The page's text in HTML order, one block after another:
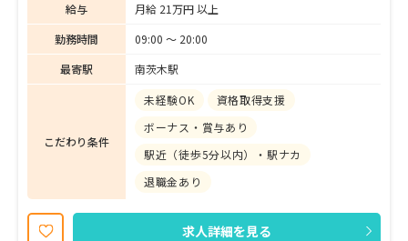
給与
月給 21万円 以上
勤務時間
09:00 〜 20:00
最寄駅
南茨木駅
こだわり条件
未経験OK
資格取得支援
ボーナス・賞与あり
駅近（徒歩5分以内）・駅ナカ
退職金あり
求人詳細を見る